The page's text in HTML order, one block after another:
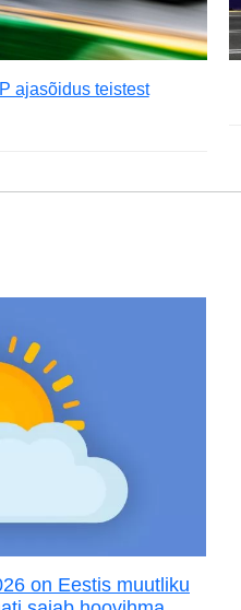
ajasõidus teistest
on Eestis muutliku